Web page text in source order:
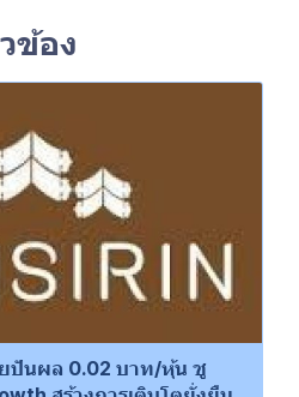
ข้อง
ยปันผล 0.02 บาท/หุ้น ชู